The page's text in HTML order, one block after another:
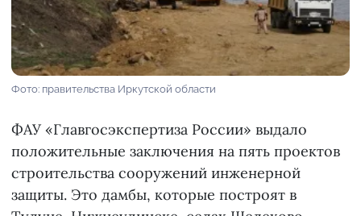
Фото: правительства Иркутской области
ФАУ «Главгосэкспертиза России» выдало
положительные заключения на пять проектов
строительства сооружений инженерной
защиты. Это дамбы, которые построят в